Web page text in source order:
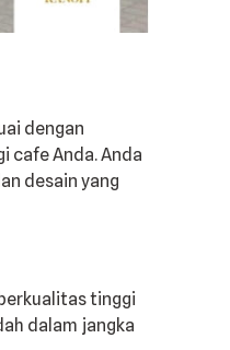
dengan
cafe Anda. Anda
desain yang
tinggi
dalam jangka